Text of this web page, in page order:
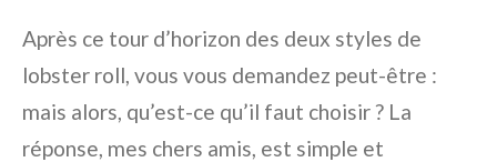
Après ce tour d’horizon des deux styles de
lobster roll, vous vous demandez peut-être :
mais alors, qu’est-ce qu’il faut choisir ? La
réponse, mes chers amis, est simple et